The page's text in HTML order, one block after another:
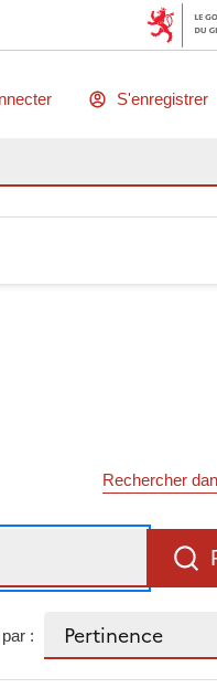
S'enregistrer
Rechercher
: